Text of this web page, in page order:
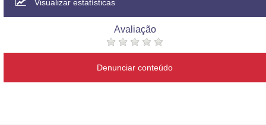
Visualizar estatísticas
Avaliação
Denunciar conteúdo